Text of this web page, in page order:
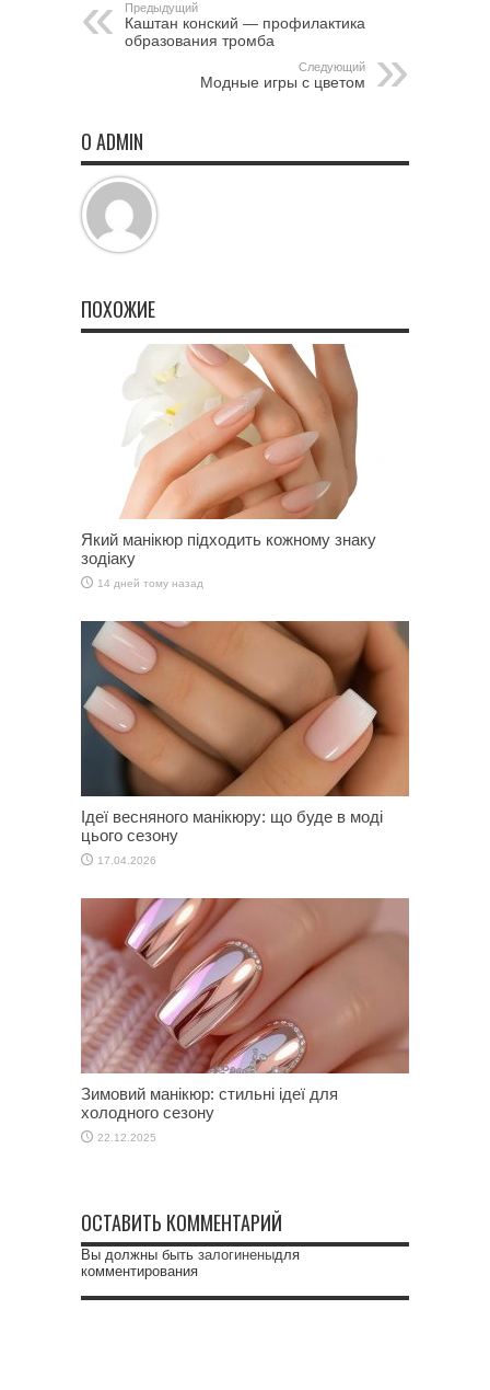
Предыдущий
Каштан конский — профилактика
образования тромба
Следующий
Модные игры с цветом
О ADMIN
ПОХОЖИЕ
Який манікюр підходить кожному знаку
зодіаку
14 дней тому назад
Ідеї весняного манікюру: що буде в моді
цього сезону
17.04.2026
Зимовий манікюр: стильні ідеї для
холодного сезону
22.12.2025
ОСТАВИТЬ КОММЕНТАРИЙ
Вы должны быть залогиненыдля
комментирования